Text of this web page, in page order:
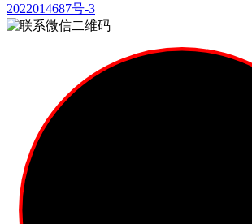
2022014687号-3